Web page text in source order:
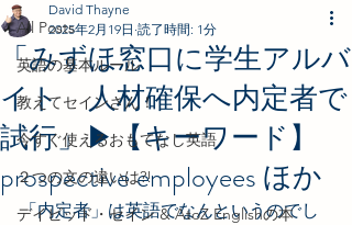
All Posts
英語の基本ルール
教えてセインさん！
今すぐ使えるおもてなし英語
２つの文の違いは?!
デイビッド・セイン & AtoZ Englishの本
「みずほ窓口に学生アルバ
イト 人材確保へ内定者で
試行」▶︎【キーワード】
prospective employees ほか
David Thayne
2025年2月19日 読了時間: 1分
「内定者」は英語でなんというのでし